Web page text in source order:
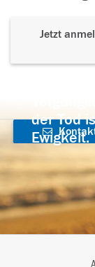
Jetzt
der Tod
Ewigkeit.